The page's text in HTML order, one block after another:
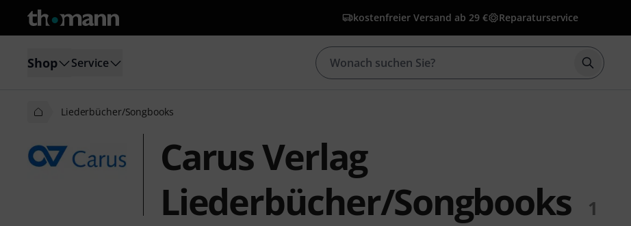
kostenfreier Versand ab 29 € Reparaturservice
Shop Service Suche
Liederbücher/Songbooks
Carus Verlag
Liederbücher/Songbooks
1